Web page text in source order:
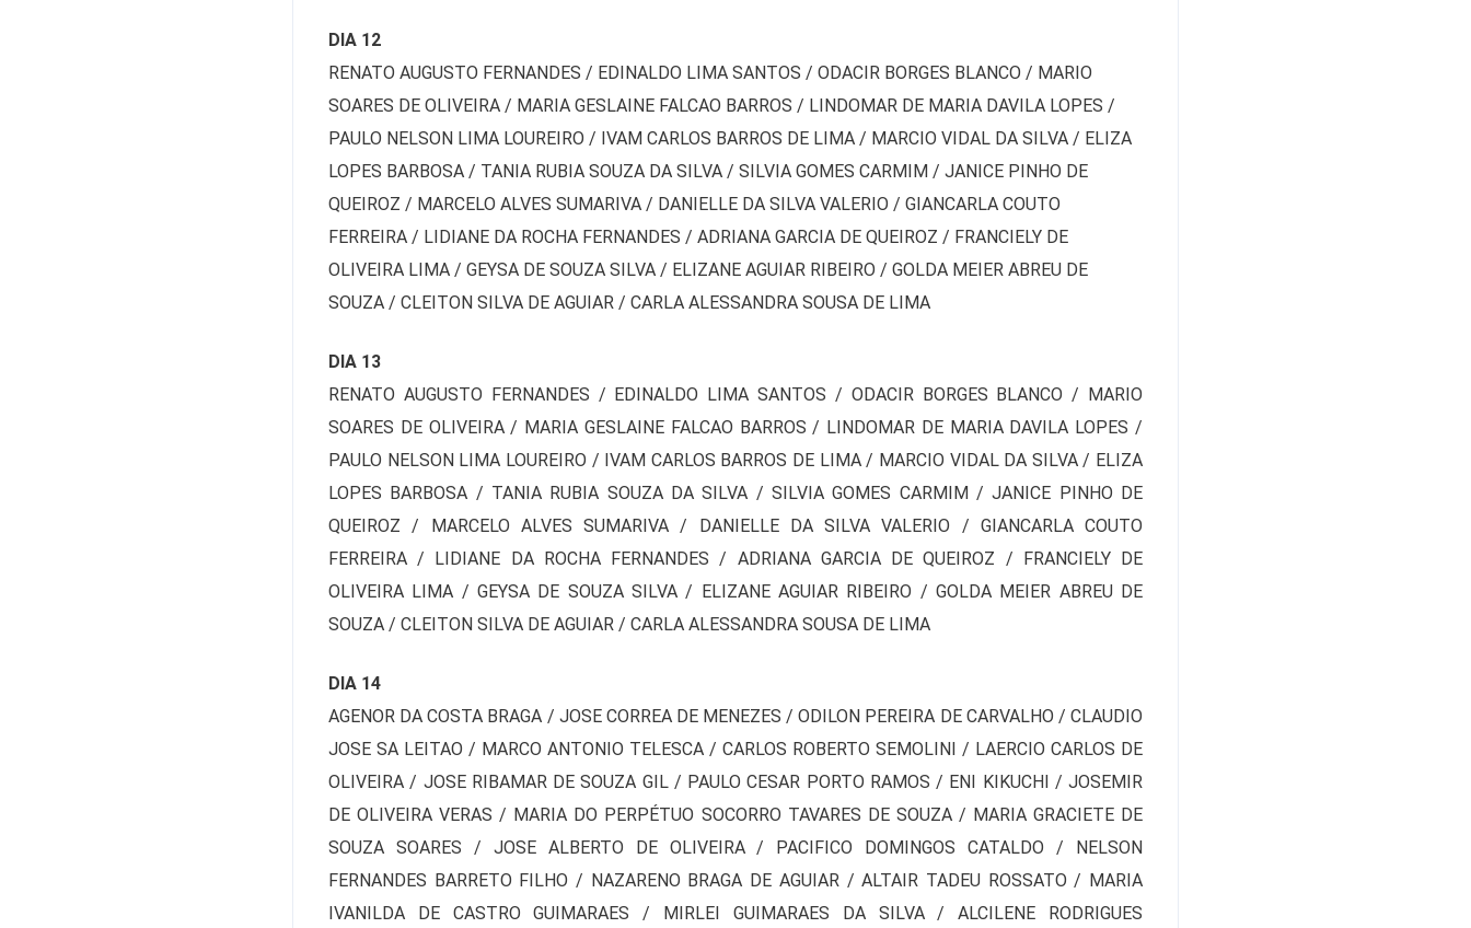
DIA 12
RENATO AUGUSTO FERNANDES / EDINALDO LIMA SANTOS / ODACIR BORGES BLANCO / MARIO
SOARES DE OLIVEIRA / MARIA GESLAINE FALCAO BARROS / LINDOMAR DE MARIA DAVILA LOPES /
PAULO NELSON LIMA LOUREIRO / IVAM CARLOS BARROS DE LIMA / MARCIO VIDAL DA SILVA / ELIZA
LOPES BARBOSA / TANIA RUBIA SOUZA DA SILVA / SILVIA GOMES CARMIM / JANICE PINHO DE
QUEIROZ / MARCELO ALVES SUMARIVA / DANIELLE DA SILVA VALERIO / GIANCARLA COUTO
FERREIRA / LIDIANE DA ROCHA FERNANDES / ADRIANA GARCIA DE QUEIROZ / FRANCIELY DE
OLIVEIRA LIMA / GEYSA DE SOUZA SILVA / ELIZANE AGUIAR RIBEIRO / GOLDA MEIER ABREU DE
SOUZA / CLEITON SILVA DE AGUIAR / CARLA ALESSANDRA SOUSA DE LIMA
DIA 13
RENATO AUGUSTO FERNANDES / EDINALDO LIMA SANTOS / ODACIR BORGES BLANCO / MARIO
SOARES DE OLIVEIRA / MARIA GESLAINE FALCAO BARROS / LINDOMAR DE MARIA DAVILA LOPES /
PAULO NELSON LIMA LOUREIRO / IVAM CARLOS BARROS DE LIMA / MARCIO VIDAL DA SILVA / ELIZA
LOPES BARBOSA / TANIA RUBIA SOUZA DA SILVA / SILVIA GOMES CARMIM / JANICE PINHO DE
QUEIROZ / MARCELO ALVES SUMARIVA / DANIELLE DA SILVA VALERIO / GIANCARLA COUTO
FERREIRA / LIDIANE DA ROCHA FERNANDES / ADRIANA GARCIA DE QUEIROZ / FRANCIELY DE
OLIVEIRA LIMA / GEYSA DE SOUZA SILVA / ELIZANE AGUIAR RIBEIRO / GOLDA MEIER ABREU DE
SOUZA / CLEITON SILVA DE AGUIAR / CARLA ALESSANDRA SOUSA DE LIMA
DIA 14
AGENOR DA COSTA BRAGA / JOSE CORREA DE MENEZES / ODILON PEREIRA DE CARVALHO / CLAUDIO
JOSE SA LEITAO / MARCO ANTONIO TELESCA / CARLOS ROBERTO SEMOLINI / LAERCIO CARLOS DE
OLIVEIRA / JOSE RIBAMAR DE SOUZA GIL / PAULO CESAR PORTO RAMOS / ENI KIKUCHI / JOSEMIR
DE OLIVEIRA VERAS / MARIA DO PERPÉTUO SOCORRO TAVARES DE SOUZA / MARIA GRACIETE DE
SOUZA SOARES / JOSE ALBERTO DE OLIVEIRA / PACIFICO DOMINGOS CATALDO / NELSON
FERNANDES BARRETO FILHO / NAZARENO BRAGA DE AGUIAR / ALTAIR TADEU ROSSATO / MARIA
IVANILDA DE CASTRO GUIMARAES / MIRLEI GUIMARAES DA SILVA / ALCILENE RODRIGUES